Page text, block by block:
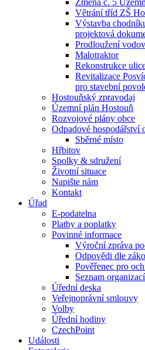
Změna č. 5
Větrání tříd ZŠ
Výstavba
projektová
Prodloužení
Malotraktor
Rekonstrukce
Revitalizace
pro stavební
Hostouňský zpravodaj
Územní plán Hostouň
Rozvojové plány obce
Odpadové hospodářství
Sběrné místo
Hřbitov
Spolky & sdružení
Životní situace
Napište nám
Kontakt
Úřad
E-podatelna
Platby a poplatky
Povinné informace
Výroční zpráva
Odpovědi dle
Pověřenec pro
Seznam organizací
Úřední deska
Veřejnoprávní smlouvy
Volby
Úřední hodiny
CzechPoint
Události